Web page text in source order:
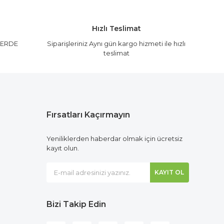
Hızlı Teslimat
Siparişleriniz Aynı gün kargo hizmeti ile hızlı
teslimat
Fırsatları Kaçırmayın
Yeniliklerden haberdar olmak için ücretsiz
kayıt olun.
KAYIT OL
Bizi Takip Edin